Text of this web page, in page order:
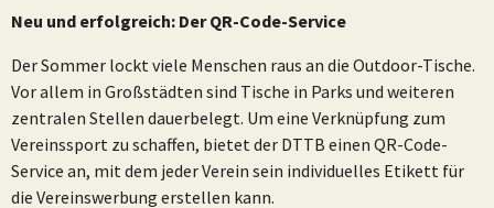
Neu und erfolgreich: Der QR-Code-Service
Der Sommer lockt viele Menschen raus an die Outdoor-Tische.
Vor allem in Großstädten sind Tische in Parks und weiteren
zentralen Stellen dauerbelegt. Um eine Verknüpfung zum
Vereinssport zu schaffen, bietet der DTTB einen QR-Code-
Service an, mit dem jeder Verein sein individuelles Etikett für
die Vereinswerbung erstellen kann.